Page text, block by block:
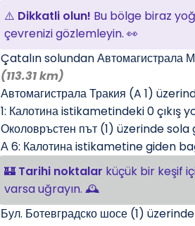
⚠️ Dikkatli olun! Bu bölge biraz
çevrenizi gözlemleyin. 👀
Çatalın solundan
(113.31 km)
Автомагистрала Тракия (A 1)
1: Калотина istikametindeki 0 çıkış
Околовръстен път (1) üzerinde sola
А 6: Калотина istikametine giden
🏰 Tarihi noktalar küçük bir keşif
varsa uğrayın. 🕰️
Бул. Ботевградско шосе (1)